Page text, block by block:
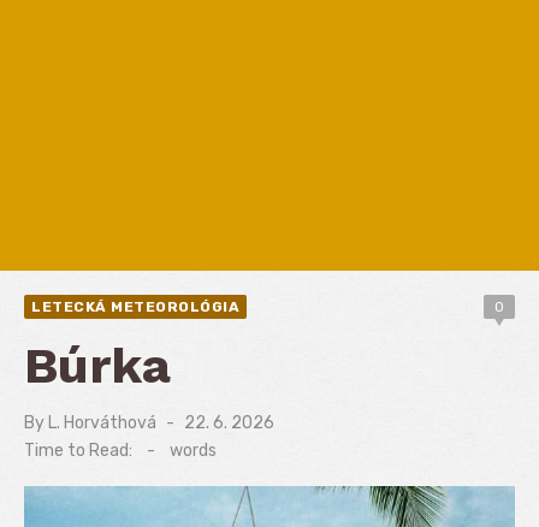
LETECKÁ METEOROLÓGIA 0
Búrka
By L. Horváthová
Posted
on
22. 6. 2026
Time to Read:
- words